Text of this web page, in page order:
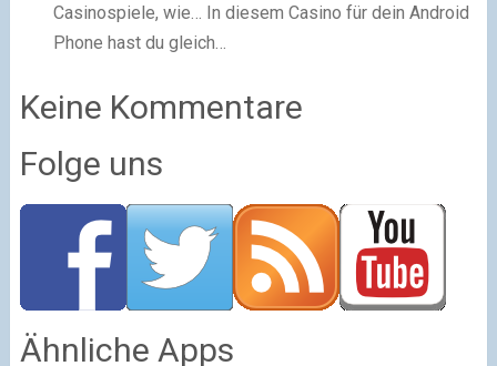
Casinospiele, wie…
In diesem Casino für dein Android
Phone hast du gleich…
Keine Kommentare
Folge uns
Ähnliche Apps